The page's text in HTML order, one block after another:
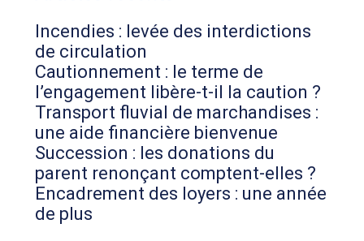
Incendies : levée des interdictions
de circulation
Cautionnement : le terme de
l’engagement libère-t-il la caution ?
Transport fluvial de marchandises :
une aide financière bienvenue
Succession : les donations du
parent renonçant comptent-elles ?
Encadrement des loyers : une année
de plus